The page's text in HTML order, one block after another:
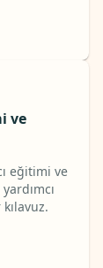
ve
eğitimi ve